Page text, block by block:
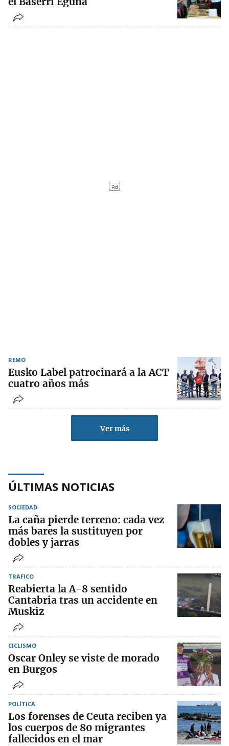
REMO
Eusko Label patrocinará a la ACT
cuatro años más
Ver más
ÚLTIMAS NOTICIAS
SOCIEDAD
La caña pierde terreno: cada vez
más bares la sustituyen por
dobles y jarras
TRAFICO
Reabierta la A-8 sentido
Cantabria tras un accidente en
Muskiz
CICLISMO
Oscar Onley se viste de morado
en Burgos
POLÍTICA
Los forenses de Ceuta reciben ya
los cuerpos de 80 migrantes
fallecidos en el mar